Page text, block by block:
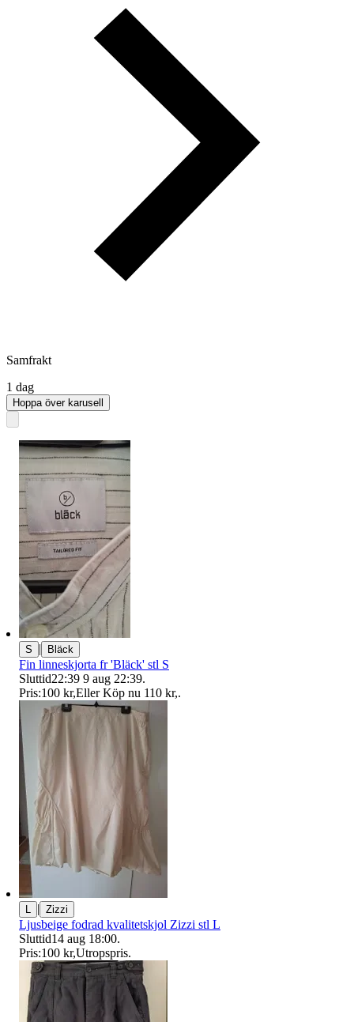
Samfrakt
1 dag
Hoppa över karusell
S | Bläck
Fin linneskjorta fr 'Bläck' stl S
Sluttid22:39 9 aug 22:39.
Pris:100 kr,Eller Köp nu 110 kr,.
| Zizzi
Ljusbeige fodrad kvalitetskjol Zizzi stl L
Sluttid14 aug 18:00.
Pris:100 kr,Utropspris.